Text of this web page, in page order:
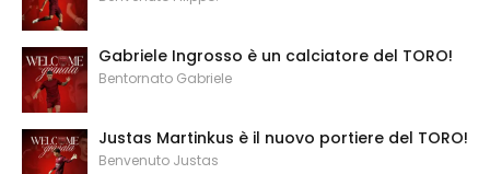
Gabriele Ingrosso è un calciatore del TORO!
Bentornato Gabriele
Justas Martinkus è il nuovo portiere del TORO!
Benvenuto Justas